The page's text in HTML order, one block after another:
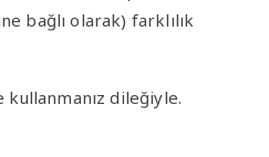
bağlı olarak) farklılık
kullanmanız dileğiyle.